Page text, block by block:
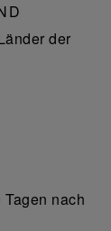
der
nach